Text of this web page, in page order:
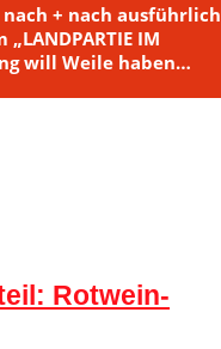
+ nach
IM
will Weile haben…
Rotwein-